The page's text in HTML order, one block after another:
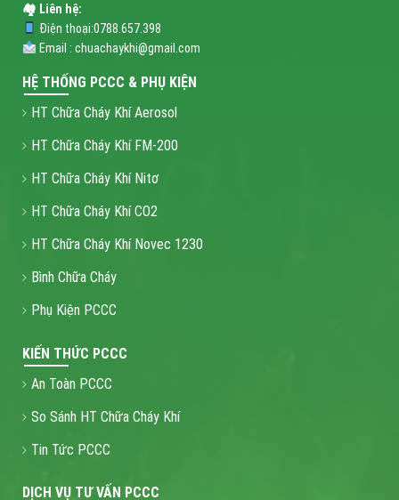
🏘 Liên hệ:
Điện thoại:0788.657.398
Email : chuachaykhi@gmail.com
HỆ THỐNG PCCC & PHỤ KIỆN
HT Chữa Cháy Khí Aerosol
HT Chữa Cháy Khí FM-200
HT Chữa Cháy Khí Nitơ
HT Chữa Cháy Khí CO2
HT Chữa Cháy Khí Novec 1230
Bình Chữa Cháy
Phụ Kiện PCCC
KIẾN THỨC PCCC
An Toàn PCCC
So Sánh HT Chữa Cháy Khí
Tin Tức PCCC
DỊCH VỤ TƯ VẤN PCCC